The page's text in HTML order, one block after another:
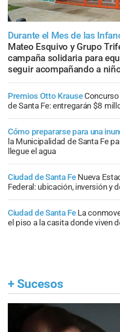
Durante el Mes de las
Mateo Esquivo y Grupo
campaña solidaria para
seguir acompañando a
Premios Otto Krause
de Santa Fe: entregarán $8
Cómo prepararse para una
la Municipalidad de Santa Fe
llegue el agua
Ciudad de Santa Fe Nueva
Federal: ubicación, inversión y
Ciudad de Santa Fe La
el piso a la casita donde viven
+ Sucesos